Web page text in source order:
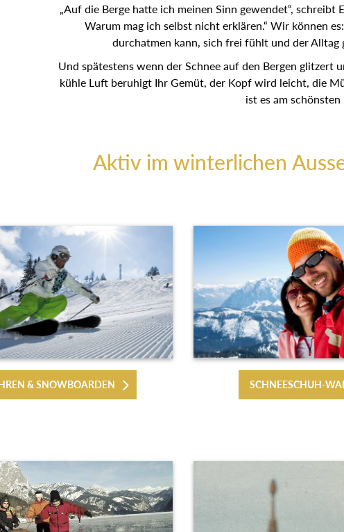
„Auf die Berge hatte ich meinen Sinn gewendet“, schreibt
Warum mag ich selbst nicht erklären.“ Wir können
durchatmen kann, sich frei fühlt und der Alltag
Und spätestens wenn der Schnee auf den Bergen glitzert
kühle Luft beruhigt Ihr Gemüt, der Kopf wird leicht, die
ist es am schönsten
Aktiv im winterlichen
& SNOWBOARDEN SCHNEESCHUH-